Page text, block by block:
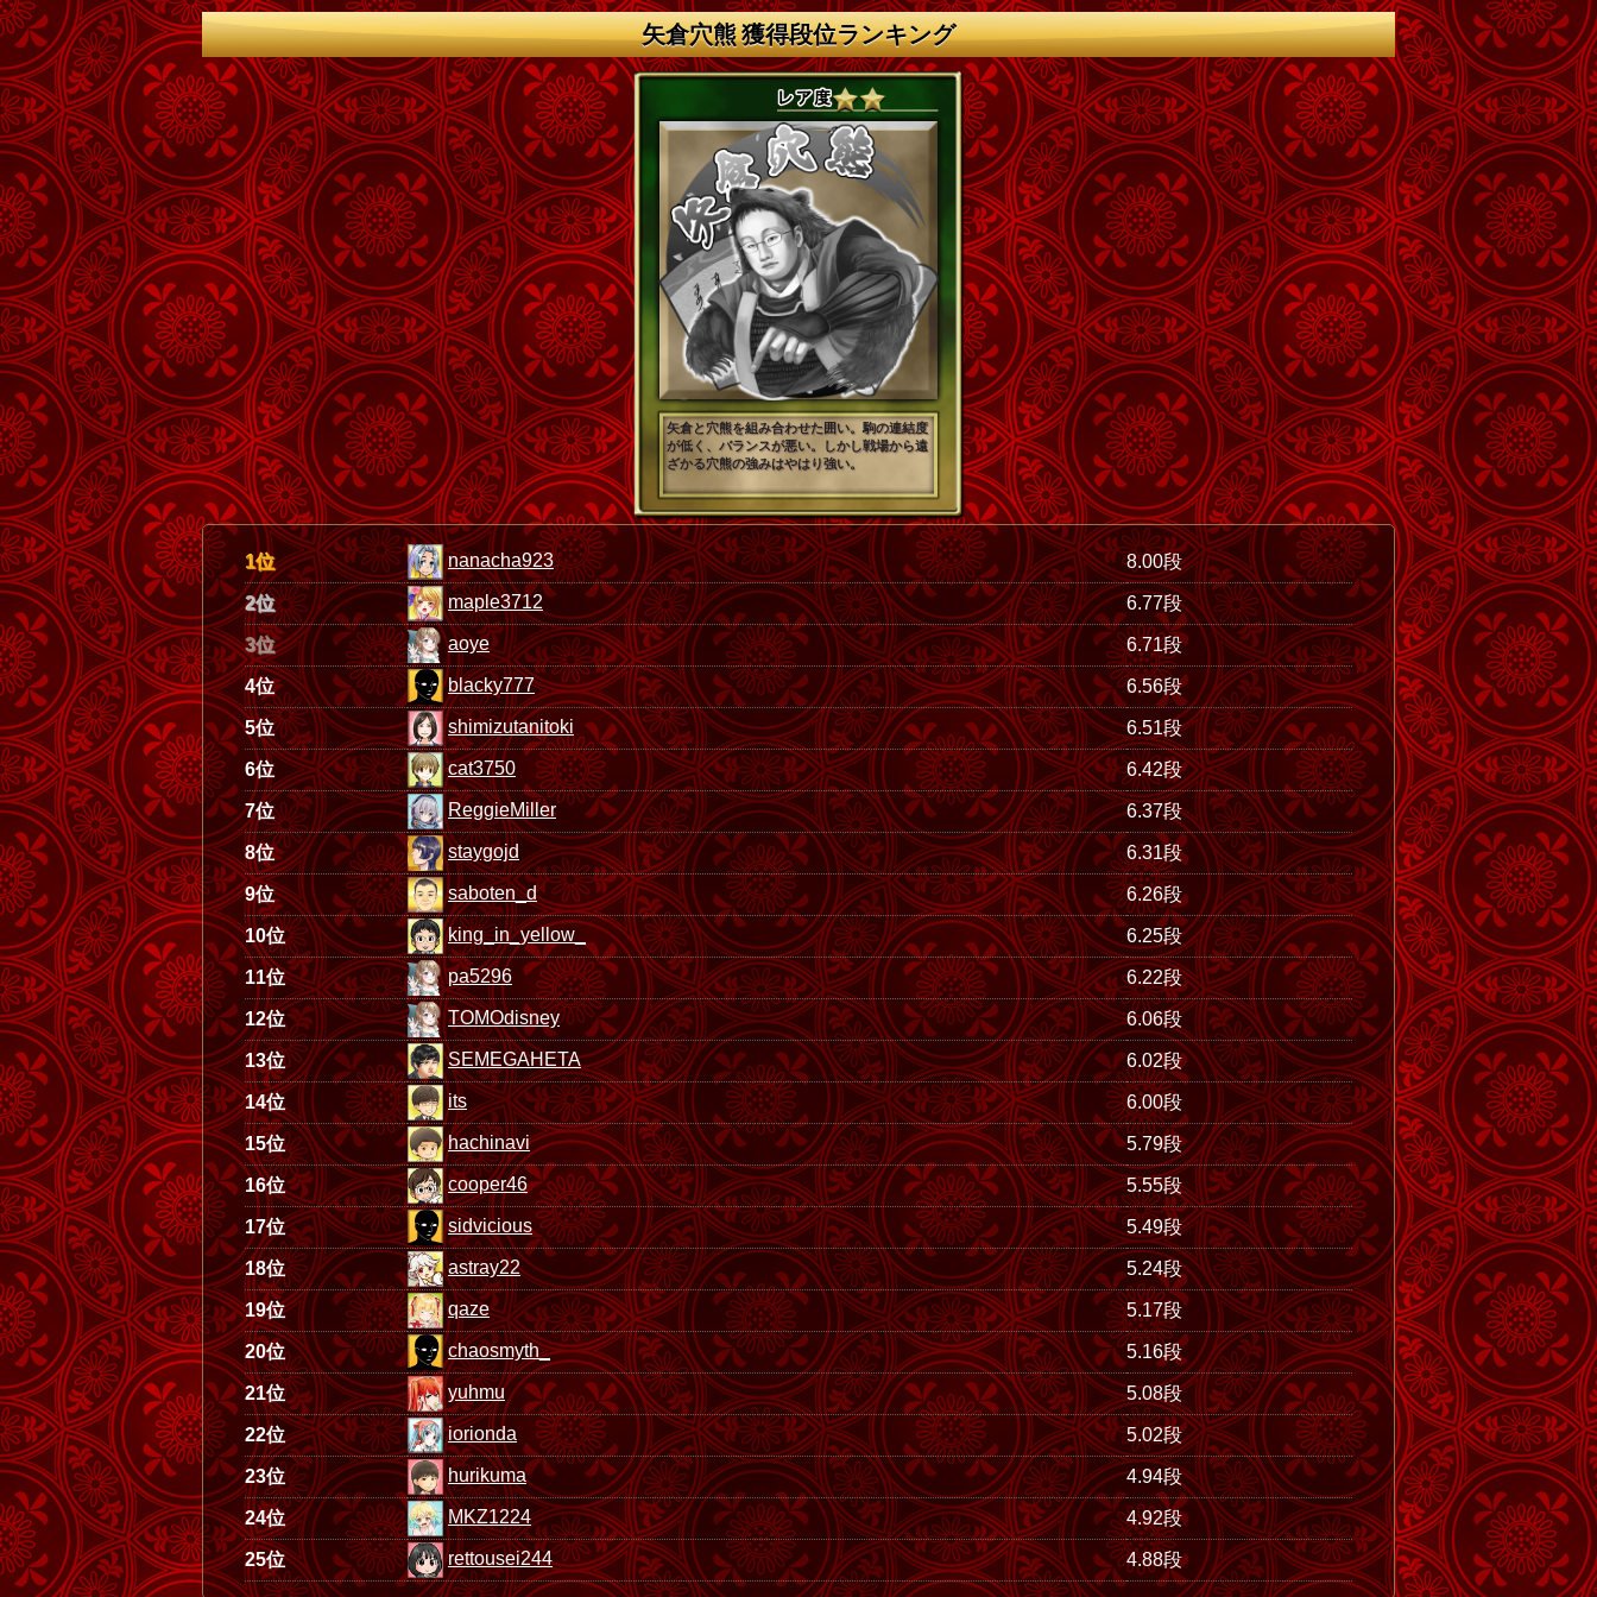
矢倉穴熊 獲得段位ランキング
矢倉と穴熊を組み合わせた囲い。駒の連結度
が低く、バランスが悪い。しかし戦場から遠
ざかる穴熊の強みはやはり強い。
1位 nanacha923 8.00段
2位 maple3712 6.77段
3位 aoye 6.71段
4位 blacky777 6.56段
5位 shimizutanitoki 6.51段
6位 cat3750 6.42段
7位 ReggieMiller 6.37段
8位 staygojd 6.31段
9位 saboten_d 6.26段
10位 king_in_yellow_ 6.25段
11位 pa5296 6.22段
12位 TOMOdisney 6.06段
13位 SEMEGAHETA 6.02段
14位 its 6.00段
15位 hachinavi 5.79段
16位 cooper46 5.55段
17位 sidvicious 5.49段
18位 astray22 5.24段
19位 qaze 5.17段
20位 chaosmyth_ 5.16段
21位 yuhmu 5.08段
22位 iorionda 5.02段
23位 hurikuma 4.94段
24位 MKZ1224 4.92段
25位 rettousei244 4.88段